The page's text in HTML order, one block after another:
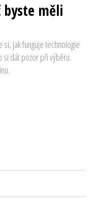
byste měli
si, jak funguje technologie
si dát pozor při výběru.